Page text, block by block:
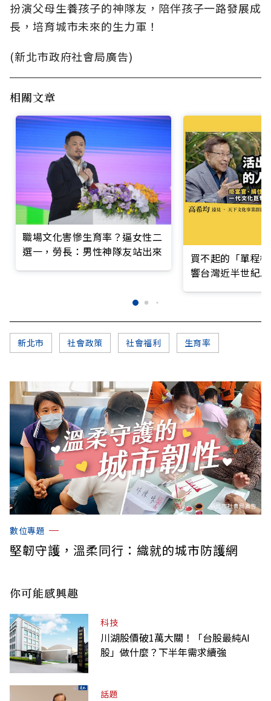
扮演父母生養孩子的神隊友，陪伴孩子一路發展成
長，培育城市未來的生力軍！
(新北市政府社會局廣告)
相關文章
職場文化害慘生育率？逼女性二
選一，勞長：男性神隊友站出來
買不起的「單程
響台灣近半世紀
新北市 社會政策 社會福利 生育率
數位專題
堅韌守護，溫柔同行：織就的城市防護網
你可能感興趣
科技
川湖股價破1萬大關！「台股最純AI
股」做什麼？下半年需求續強
話題